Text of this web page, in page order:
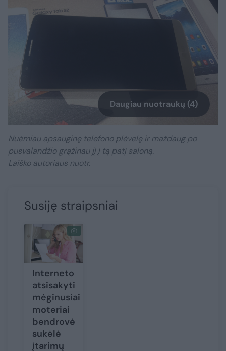
Daugiau nuotraukų (4)
Nuėmiau apsauginę telefono plėvelę ir maždaug po
pusvalandžio grąžinau jį į tą patį saloną.
Laiško autoriaus nuotr.
Susiję straipsniai
Interneto
atsisakyti
mėginusiai
moteriai
bendrovė
sukėlė
įtarimų